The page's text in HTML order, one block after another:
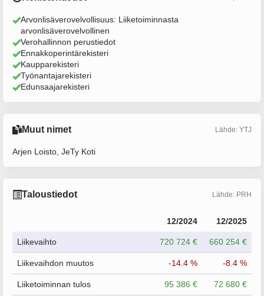
Arvonlisäverovelvollisuus: Liiketoiminnasta
arvonlisäverovelvollinen
Verohallinnon perustiedot
Ennakkoperintärekisteri
Kaupparekisteri
Työnantajarekisteri
Edunsaajarekisteri
Muut nimet Lähde: YTJ
Arjen Loisto, JeTy Koti
Taloustiedot Lähde: PRH
12/2024 12/2025
Liikevaihto 720 724 € 660 254 €
Liikevaihdon muutos -14.4 % -8.4 %
Liiketoiminnan tulos 95 386 € 72 680 €